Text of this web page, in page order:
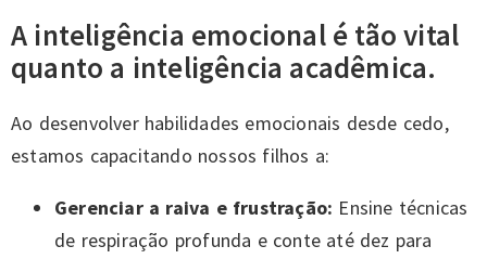
A inteligência emocional é tão vital
quanto a inteligência acadêmica.
Ao desenvolver habilidades emocionais desde cedo,
estamos capacitando nossos filhos a:
Gerenciar a raiva e frustração: Ensine técnicas
de respiração profunda e conte até dez para